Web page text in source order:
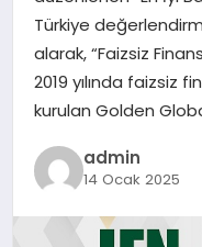
Türkiye
alarak, “Faizsiz
2019 yılında faizsiz
kurulan Golden
admin
14 Ocak 2025